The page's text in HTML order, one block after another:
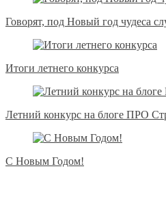
Говорят, под Новый год чудеса
Итоги летнего конкурса
Летний конкурс на блоге ПРО
С Новым Годом!